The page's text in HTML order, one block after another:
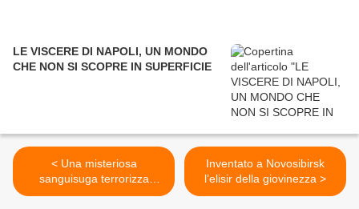
LE VISCERE DI NAPOLI, UN MONDO
CHE NON SI SCOPRE IN SUPERFICIE
< Una misteriosa
sanguisuga terrorizza
l'Ucraina
Inventato a Novosibirsk
l’elisir della giovinezza >